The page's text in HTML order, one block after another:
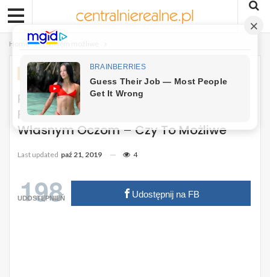
Home Całkiem możliwe
CAŁKIEM MOŻLIWE
Rodzice 5 Latki Patrzą Na 80 Letnią
Fotografię I Nie Mogą Uwierzyć
Własnym Oczom – Czy To Możliwe
Last updated paź 21, 2019 4
198
UDOSTĘPNIEŃ Udostępnij na FB